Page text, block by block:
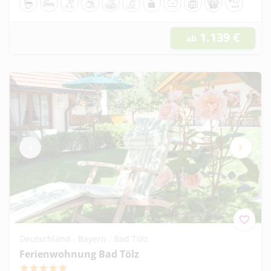
ab 1.139 €
Deutschland . Bayern . Bad Tölz
Ferienwohnung Bad Tölz